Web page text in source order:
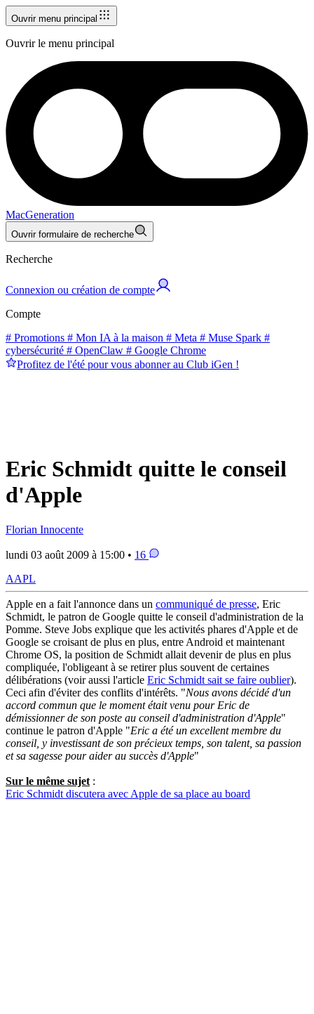
Ouvrir menu principal
Ouvrir le menu principal
MacGeneration
Ouvrir formulaire de recherche
Recherche
Connexion ou création de compte
Compte
# Promotions # Mon IA à la maison # Meta # Muse Spark #
cybersécurité # OpenClaw # Google Chrome
Profitez de l'été pour vous abonner au Club iGen !
Eric Schmidt quitte le conseil
d'Apple
Florian Innocente
lundi 03 août 2009 à 15:00 • 16
AAPL
Apple en a fait l'annonce dans un communiqué de presse, Eric
Schmidt, le patron de Google quitte le conseil d'administration de la
Pomme. Steve Jobs explique que les activités phares d'Apple et de
Google se croisant de plus en plus, entre Android et maintenant
Chrome OS, la position de Schmidt allait devenir de plus en plus
compliquée, l'obligeant à se retirer plus souvent de certaines
délibérations (voir aussi l'article Eric Schmidt sait se faire oublier).
Ceci afin d'éviter des conflits d'intérêts. "Nous avons décidé d'un
accord commun que le moment était venu pour Eric de
démissionner de son poste au conseil d'administration d'Apple"
continue le patron d'Apple "Eric a été un excellent membre du
conseil, y investissant de son précieux temps, son talent, sa passion
et sa sagesse pour aider au succès d'Apple"
Sur le même sujet :
Eric Schmidt discutera avec Apple de sa place au board